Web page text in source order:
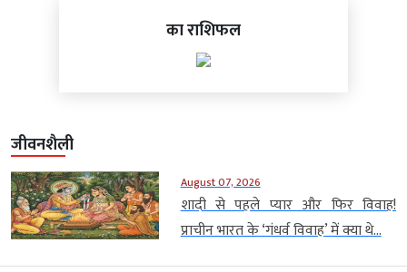
का राशिफल
जीवनशैली
August 07, 2026
शादी से पहले प्यार और फिर विवाह!
प्राचीन भारत के ‘गंधर्व विवाह’ में क्या थे...